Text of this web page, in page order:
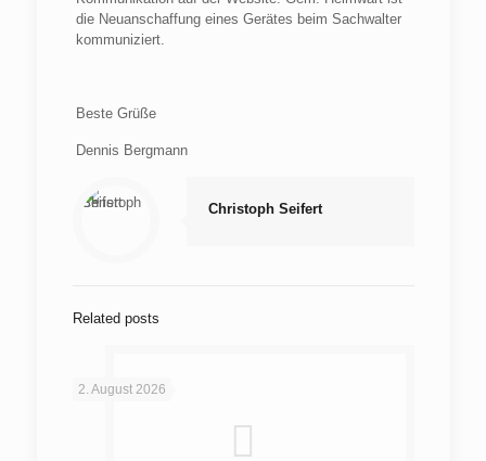
die Neuanschaffung eines Gerätes beim Sachwalter
kommuniziert.
Beste Grüße
Dennis Bergmann
Christoph Seifert
Related posts
2. August 2026